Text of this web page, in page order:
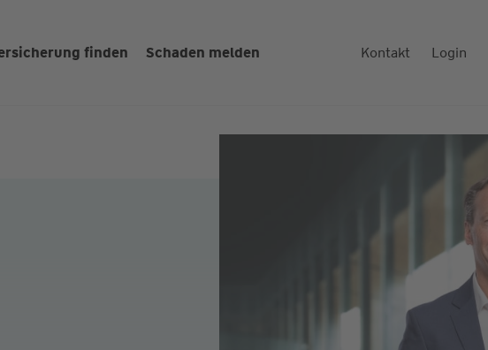
finden Schaden melden Kontakt Login